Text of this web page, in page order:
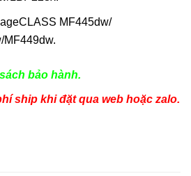
MF445dw/
MF449dw.
bảo hành.
ship khi đặt qua web hoặc zalo.